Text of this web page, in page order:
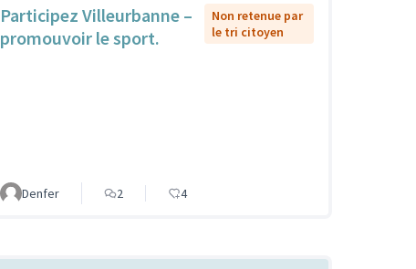
Participez Villeurbanne –
promouvoir le sport.
Non retenue par
le tri citoyen
Denfer 2 4